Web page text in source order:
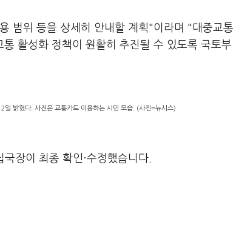
범위 등을 상세히 안내할 계획"이라며 "대중교통
활성화 정책이 원활히 추진될 수 있도록 국토부
밝혔다. 사진은 교통카드 이용하는 시민 모습. (사진=뉴시스)
장이 최종 확인·수정했습니다.